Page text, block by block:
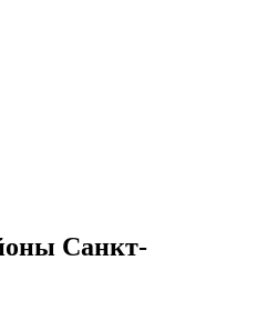
Санкт-